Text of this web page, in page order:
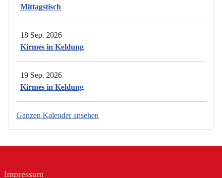
Mittagstisch
18 Sep. 2026
Kirmes in Keldung
19 Sep. 2026
Kirmes in Keldung
Ganzen Kalender ansehen
Impressum